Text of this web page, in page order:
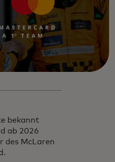
bekannt
ab 2026
des McLaren